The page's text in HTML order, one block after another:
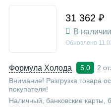
Формула Холода 5.0
2
Внимание! Разгрузка товара
покупателя!
Наличный, банковские карты,
31 362 ₽
В наличии
Обновлено